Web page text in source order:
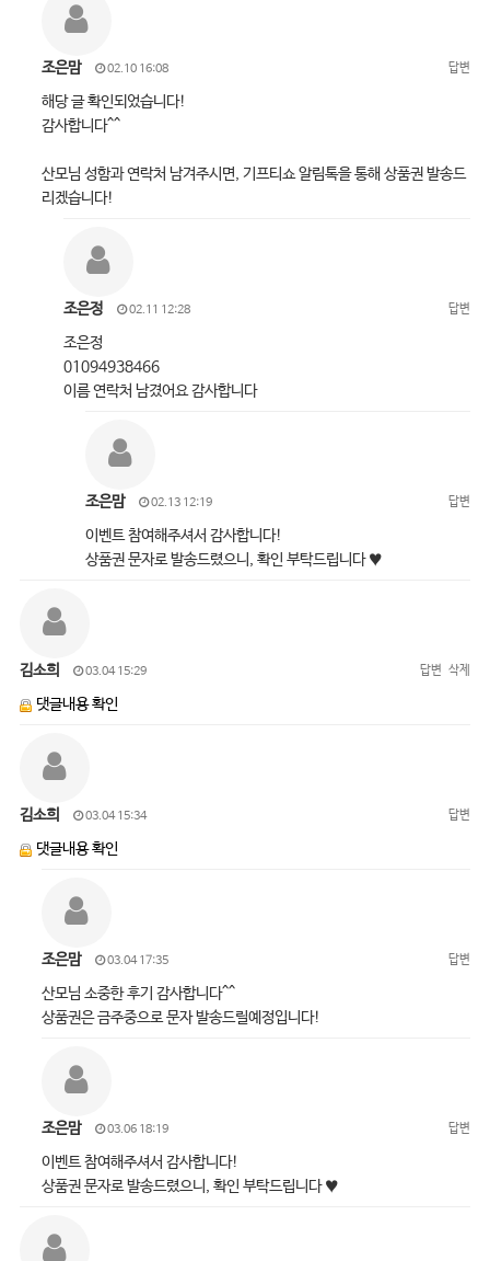
조은맘 02.10 16:08 답변
해당 글 확인되었습니다!
감사합니다^^
산모님 성함과 연락처 남겨주시면, 기프티쇼 알림톡을 통해 상품권 발송드
리겠습니다!
조은정 02.11 12:28 답변
조은정
01094938466
이름 연락처 남겼어요 감사합니다
조은맘 02.13 12:19 답변
이벤트 참여해주셔서 감사합니다!
상품권 문자로 발송드렸으니, 확인 부탁드립니다 ♥
김소희 03.04 15:29 답변 삭제
댓글내용 확인
김소희 03.04 15:34 답변
댓글내용 확인
조은맘 03.04 17:35 답변
산모님 소중한 후기 감사합니다^^
상품권은 금주중으로 문자 발송드릴예정입니다!
조은맘 03.06 18:19 답변
이벤트 참여해주셔서 감사합니다!
상품권 문자로 발송드렸으니, 확인 부탁드립니다 ♥